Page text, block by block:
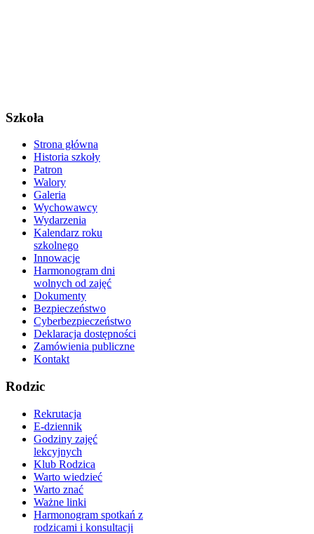
Szkoła
Strona główna
Historia szkoły
Patron
Walory
Galeria
Wychowawcy
Wydarzenia
Kalendarz roku
szkolnego
Innowacje
Harmonogram dni
wolnych od zajęć
Dokumenty
Bezpieczeństwo
Cyberbezpieczeństwo
Deklaracja dostępności
Zamówienia publiczne
Kontakt
Rodzic
Rekrutacja
E-dziennik
Godziny zajęć
lekcyjnych
Klub Rodzica
Warto wiedzieć
Warto znać
Ważne linki
Harmonogram spotkań z
rodzicami i konsultacji